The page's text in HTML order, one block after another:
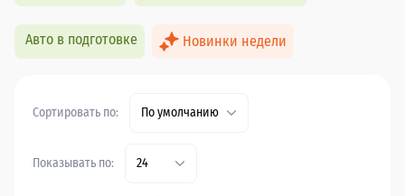
Авто в подготовке Новинки недели
Сортировать по: По умолчанию
Показывать по: 24